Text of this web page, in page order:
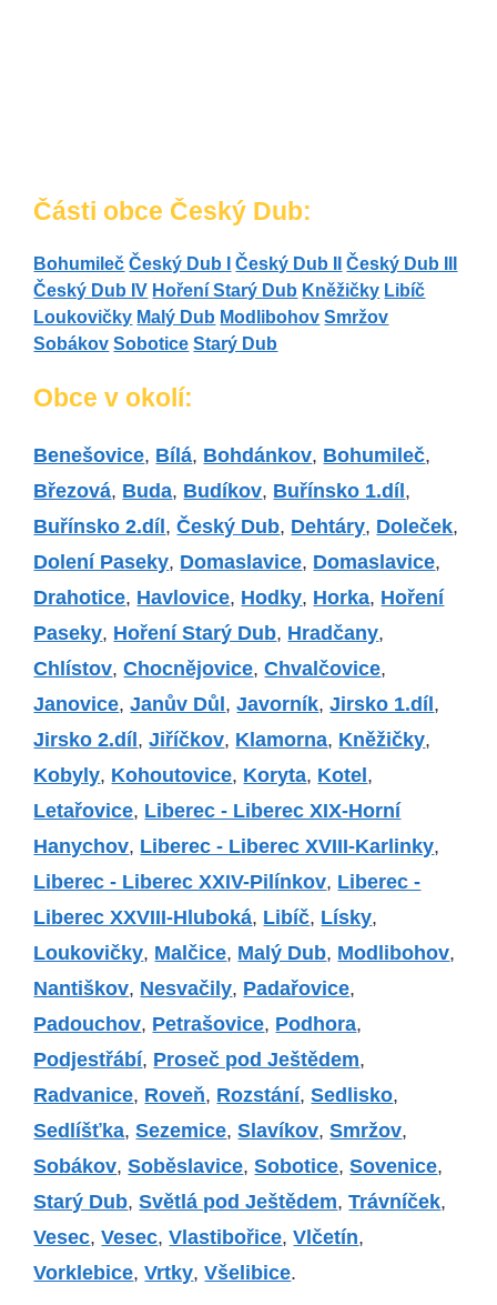
Části obce Český Dub:
Bohumileč Český Dub I Český Dub II
Český Dub III
Český Dub IV Hoření Starý Dub Kněžičky Libíč
Loukovičky Malý Dub Modlibohov Smržov
Sobákov Sobotice Starý Dub
Obce v okolí:
Benešovice, Bílá, Bohdánkov, Bohumileč,
Březová, Buda, Budíkov, Buřínsko 1.díl ,
Buřínsko 2.díl ,Český Dub, Dehtáry, Doleček,
Dolení Paseky, Domaslavice, Domaslavice,
Drahotice, Havlovice, Hodky, Horka, Hoření
Paseky, Hoření Starý Dub, Hradčany,
Chlístov,Chocnějovice,Chvalčovice,
Janovice,Janův Důl ,Javorník,Jirsko 1.díl ,
Jirsko 2.díl ,Jiříčkov, Klamorna, Kněžičky,
Kobyly, Kohoutovice, Koryta, Kotel ,
Letařovice, Liberec - Liberec XIX-Horní
Hanychov, Liberec - Liberec XVIII-Karlinky,
Liberec - Liberec XXIV-Pilínkov, Liberec -
Liberec XXVIII-Hluboká, Libíč, Lísky,
Loukovičky, Malčice, Malý Dub, Modlibohov,
Nantiškov, Nesvačily, Padařovice,
Padouchov, Petrašovice, Podhora,
Podjestřábí, Proseč pod Ještědem,
Radvanice, Roveň, Rozstání,Sedlisko,
Sedlíšťka,Sezemice,Slavíkov,Smržov,
Sobákov,Soběslavice,Sobotice,Sovenice,
Starý Dub,Světlá pod Ještědem,Trávníček,
Vesec,Vesec,Vlastibořice,Vlčetín,
Vorklebice,Vrtky,Všelibice.